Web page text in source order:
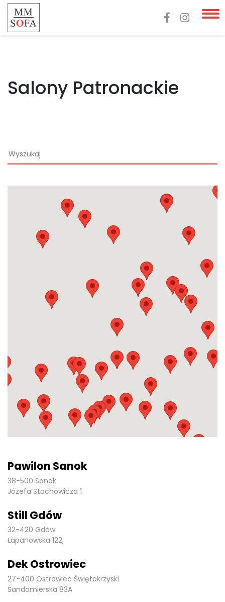
Salony Patronackie
Pawilon Sanok
38-500 Sanok
Józefa Stachowicza 1
Still Gdów
32-420 Gdów
Łapanowska 122,
Dek Ostrowiec
27-400 Ostrowiec Świętokrzyski
Sandomierska 83A